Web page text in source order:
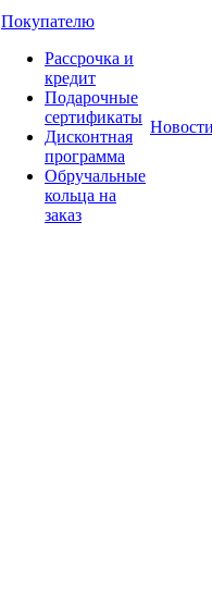
Покупателю
Рассрочка и
кредит
Подарочные
сертификаты
Дисконтная
программа
Обручальные
кольца на
заказ